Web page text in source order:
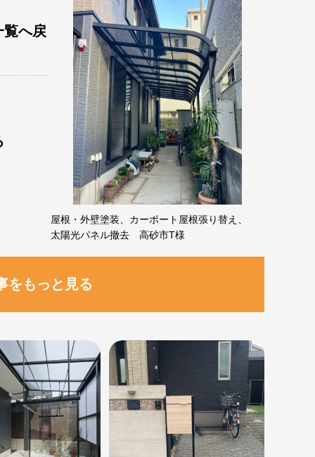
覧へ戻
屋根・外壁塗装、カーポート屋根張り替え、
太陽光パネル撤去 高砂市T様
をもっと見る